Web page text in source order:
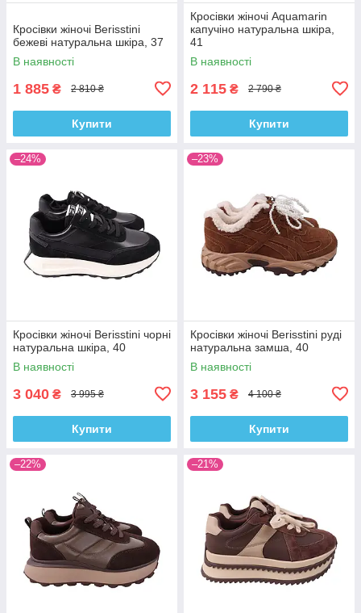
Кросівки жіночі Berisstini
бежеві натуральна шкіра, 37
В наявності
1 885 ₴ 2 810 ₴
Купити
Кросівки жіночі Aquamarin
капучіно натуральна шкіра,
41
В наявності
2 115 ₴ 2 790 ₴
Купити
–24%
Кросівки жіночі Berisstini чорні
натуральна шкіра, 40
В наявності
3 040 ₴ 3 995 ₴
Купити
–23%
Кросівки жіночі Berisstini руді
натуральна замша, 40
В наявності
3 155 ₴ 4 100 ₴
Купити
–22% –21%